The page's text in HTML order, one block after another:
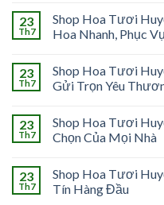
23
Th7
Shop Hoa Tươi
Hoa Nhanh, Phục
23
Th7
Shop Hoa Tươi
Gửi Trọn Yêu
23
Th7
Shop Hoa Tươi
Chọn Của Mọi Nhà
23
Th7
Shop Hoa Tươi
Tín Hàng Đầu